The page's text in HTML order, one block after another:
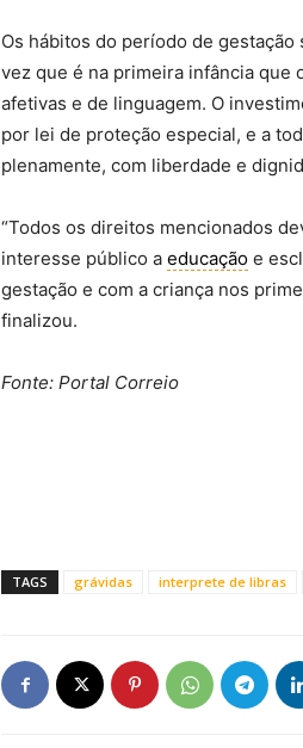
Os hábitos do período de
vez que é na primeira infância que
afetivas e de linguagem. O
por lei de proteção especial, e a
plenamente, com liberdade e
“Todos os direitos mencionados
interesse público a educação e
gestação e com a criança nos
finalizou.
Fonte: Portal Correio
TAGS grávidas interprete de libras